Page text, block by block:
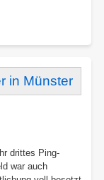
-
in Münster
drittes Ping-
war auch